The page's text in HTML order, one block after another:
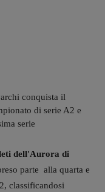
conquista il
di serie A2 e
serie
dell'Aurora di
parte alla quarta e
classificandosi